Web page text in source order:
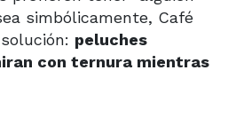
simbólicamente, Café
peluches
con ternura mientras